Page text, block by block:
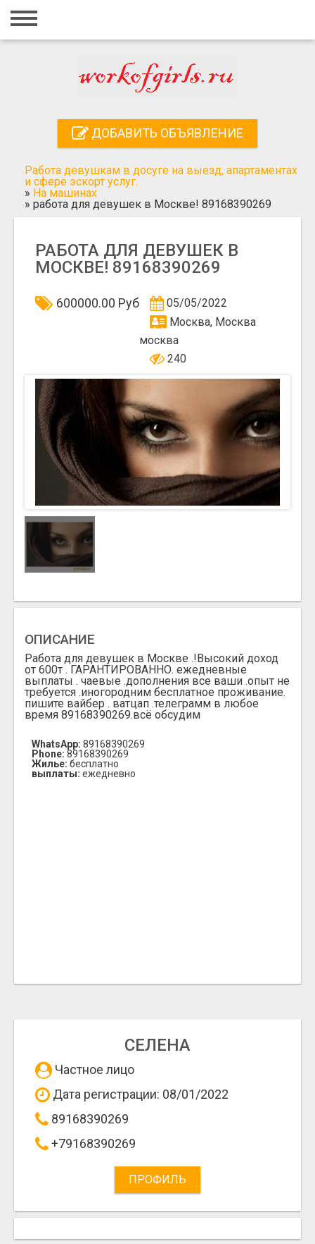
Главная
Регистрация
Добавить объявление
Поиск
ДОБАВИТЬ ОБЪЯВЛЕНИЕ
Работа девушкам в досуге на выезд, апартаментах
и сфере эскорт услуг.
» На машинах
» работа для девушек в Москве! 89168390269
РАБОТА ДЛЯ ДЕВУШЕК В
МОСКВЕ! 89168390269
600000.00 Руб
05/05/2022
Москва, Москва
москва
240
ОПИСАНИЕ
Работа для девушек в Москве .!Высокий доход
от 600т . ГАРАНТИРОВАННО. ежедневные
выплаты . чаевые .дополнения все ваши .опыт не
требуется .иногородним бесплатное проживание.
пишите вайбер . ватцап .телеграмм в любое
время 89168390269.всё обсудим
WhatsApp: 89168390269
Phone: 89168390269
Жилье: бесплатно
выплаты: ежедневно
СЕЛЕНА
Частное лицо
Дата регистрации: 08/01/2022
89168390269
+79168390269
ПРОФИЛЬ